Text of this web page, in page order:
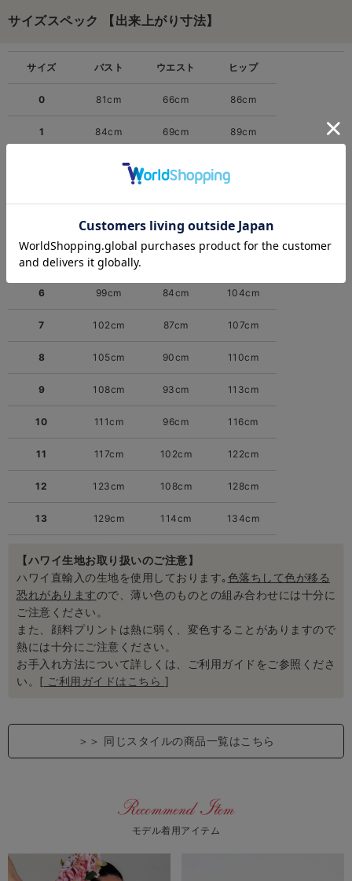
サイズスペック 【出来上がり寸法】
サイズ
0
1
5
6
7
8
9
10
11
12
13
バスト
81cm
84cm
93cm
96cm
99cm
102cm
105cm
108cm
111cm
117cm
123cm
129cm
ウエスト
66cm
69cm
78cm
84cm
87cm
90cm
93cm
96cm
102cm
108cm
114cm
ヒップ
86cm
89cm
98cm
104cm
107cm
110cm
113cm
116cm
122cm
128cm
134cm
【ハワイ生地お取り扱いのご注意】
ハワイ直輸入の生地を使用しております｡色落ちして色が移る
恐れがありますので、薄い色のものとの組み合わせには十分に
ご注意ください。
また、顔料プリントは熱に弱く、変色することがありますので
熱には十分にご注意ください。
お手入れ方法について詳しくは、ご利用ガイドをご参照くださ
い。[ ご利用ガイドはこちら ]
＞＞ 同じスタイルの商品一覧はこちら
モデル着用アイテム